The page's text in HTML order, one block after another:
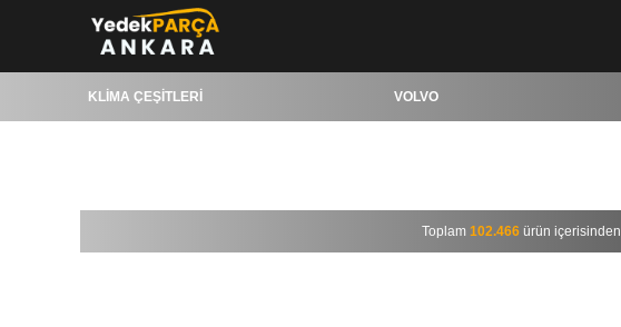
KLİMA ÇEŞİTLERİ VOLVO
KLİMA ÇEŞİTLERİ
Toplam 102.466 ürün içerisinden